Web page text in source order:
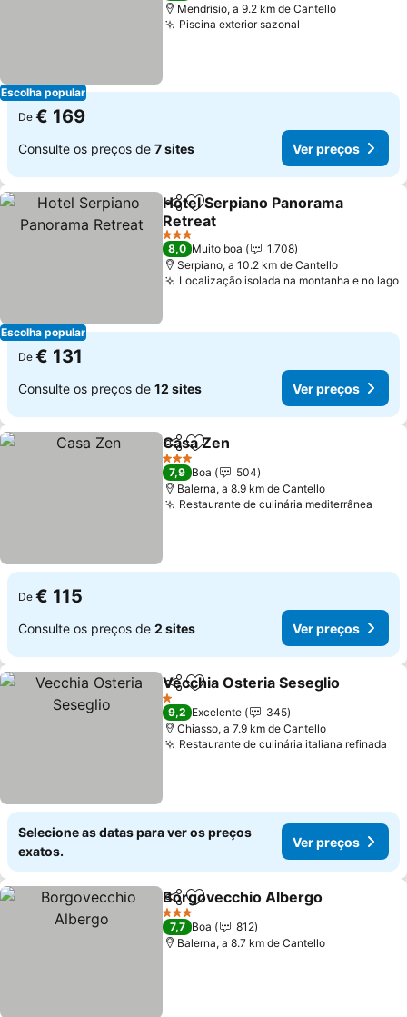
Escolha popular
Mendrisio, a 9.2 km de Cantello
Piscina exterior sazonal
De € 169
Consulte os preços de 7 sites Ver preços
Escolha popular
PartilharAdicionar aos favoritos
Hotel Serpiano Panorama
Retreat
3 Estrelas
8,0 Muito boa
1.708
Serpiano, a 10.2 km de Cantello
Localização isolada na montanha e no lago
De € 131
Consulte os preços de 12 sites Ver preços
PartilharAdicionar aos favoritos
Casa Zen
3 Estrelas
7,9 Boa
504
Balerna, a 8.9 km de Cantello
Restaurante de culinária mediterrânea
De € 115
Consulte os preços de 2 sites Ver preços
PartilharAdicionar aos favoritos
Vecchia Osteria Seseglio
1 Estrelas
9,2 Excelente
345
Chiasso, a 7.9 km de Cantello
Restaurante de culinária italiana refinada
Selecione as datas para ver os preços
exatos.
Ver preços
PartilharAdicionar aos favoritos
Borgovecchio Albergo
3 Estrelas
7,7 Boa
812
Balerna, a 8.7 km de Cantello